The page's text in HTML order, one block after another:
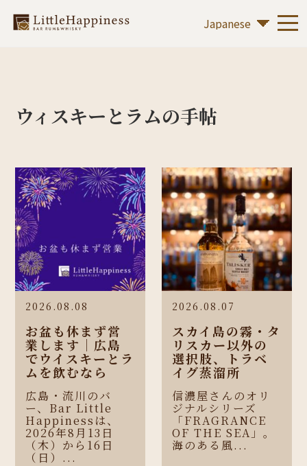
ウィスキーとラムの手帖
2026.08.08
お盆も休まず営
業します｜広島
でウイスキーとラ
ムを飲むなら
広島・流川のバ
ー、Bar Little
Happinessは、
2026年8月13日
（木）から16日
（日）...
2026.08.07
スカイ島の霧・タ
リスカー以外の
選択肢、トラベ
イグ蒸溜所
信濃屋さんのオリ
ジナルシリーズ
「FRAGRANCE
OF THE SEA」。
海のある風...